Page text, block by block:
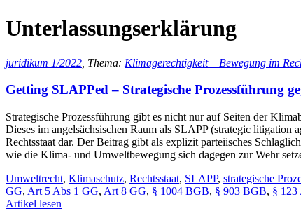
Unterlassungserklärung
juridikum 1/2022 , Thema: Klimagerechtigkeit – Bewegung im
Getting SLAPPed – Strategische Prozessführung
Strategische Prozessführung gibt es nicht nur auf Seiten der
Dieses im angelsächsischen Raum als SLAPP (strategic
Rechtsstaat dar. Der Beitrag gibt als explizit parteiisches
wie die Klima- und Umweltbewegung sich dagegen zur Wehr
Umweltrecht, Klimaschutz, Rechtsstaat, SLAPP, strategische
GG, Art 5 Abs 1 GG, Art 8 GG, § 1004 BGB, § 903 BGB, § 123
Artikel lesen